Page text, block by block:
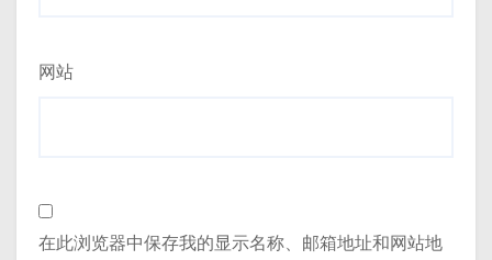
网站
在此浏览器中保存我的显示名称、邮箱地址和网站地